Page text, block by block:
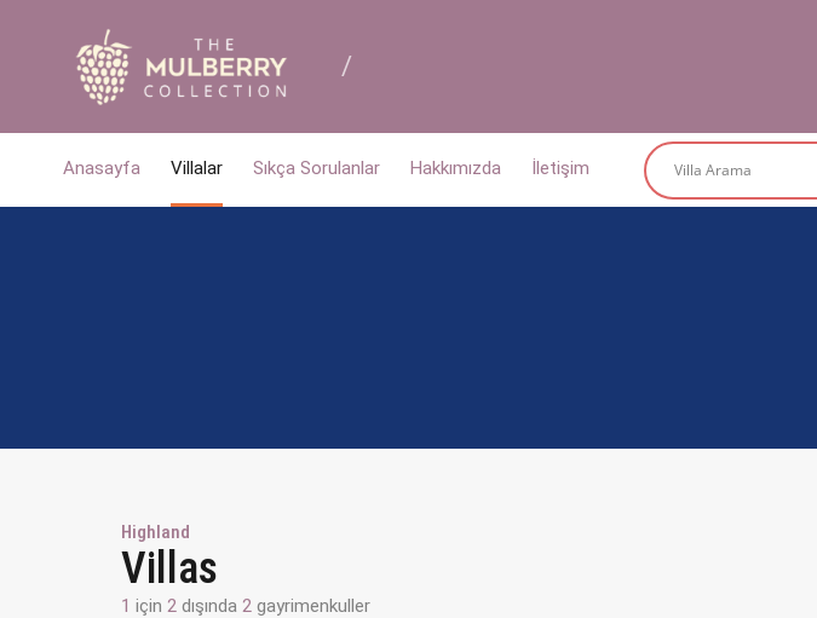
Anasayfa Villalar Sıkça Sorulanlar Hakkımızda İletişim
Highland
Villas
1 için 2 dışında 2 gayrimenkuller